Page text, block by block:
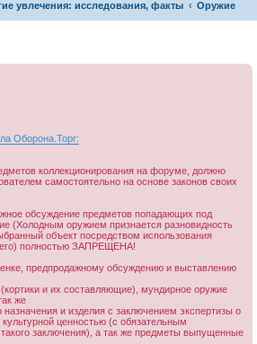
увлечения: исследования, факты Оружие
Оборона.Торг:
коллекционирования на форуме, должно
самостоятельно на основе законов своих
обсуждение предметов попадающих под
(Холодным оружием признается разновидность
объект посредством использования
полностью ЗАПРЕЩЕНА!
предпродажному обсуждению и выставлению
и их составляющие), мундирное оружие
же
назначения и изделия с заключением экспертизы о
ценностью (с обязательным
заключения), а так же предметы выпущенные